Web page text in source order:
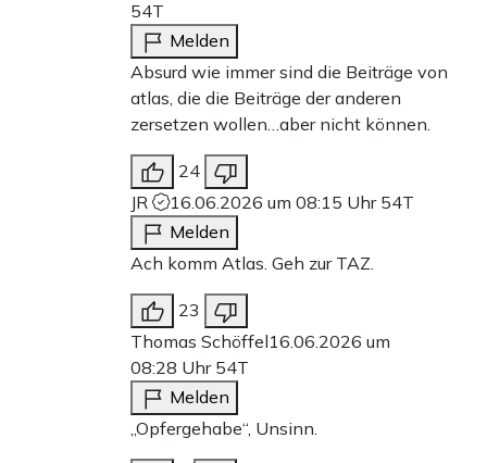
54T
Melden
Absurd wie immer sind die Beiträge von
atlas, die die Beiträge der anderen
zersetzen wollen…aber nicht können.
24
JR
16.06.2026 um 08:15 Uhr 54T
Melden
Ach komm Atlas. Geh zur TAZ.
23
Thomas Schöffel16.06.2026 um
08:28 Uhr 54T
Melden
„Opfergehabe“, Unsinn.